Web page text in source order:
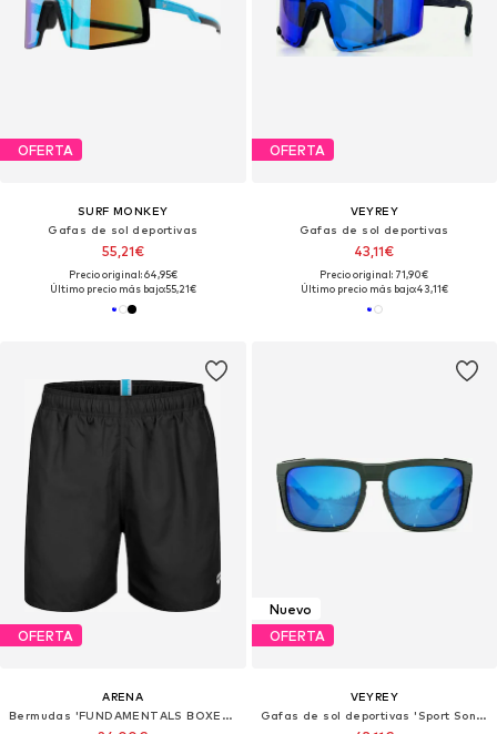
OFERTA
SURF MONKEY
Gafas de sol deportivas
55,21€
Precio original: 64,95€
Último precio más bajo:55,21€
OFERTA
VEYREY
Gafas de sol deportivas
43,11€
Precio original: 71,90€
Último precio más bajo:43,11€
OFERTA
ARENA
Bermudas 'FUNDAMENTALS BOXER R'
Nuevo
OFERTA
VEYREY
Gafas de sol deportivas 'Sport Sonnenbrille'